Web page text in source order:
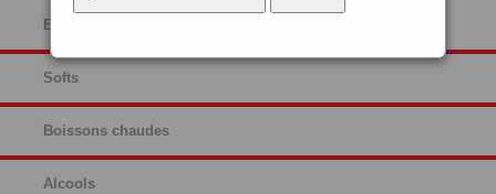
Bières
Softs
Boissons chaudes
Alcools